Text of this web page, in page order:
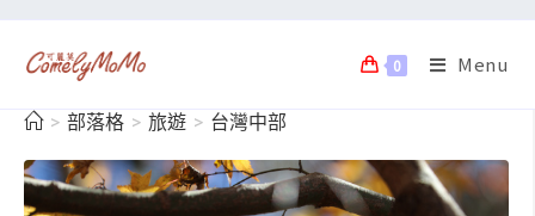
0 Menu
> 部落格 > 旅遊 > 台灣中部